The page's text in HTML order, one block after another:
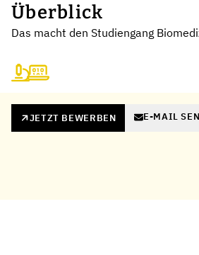
Überblick
Das macht den Studiengang
JETZT BEWERBEN E-MAIL